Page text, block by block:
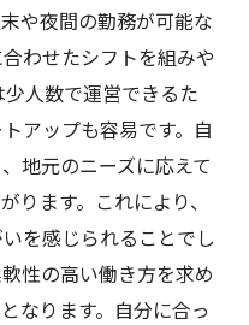
や夜間の勤務が可能な
わせたシフトを組みや
人数で運営できるた
アップも容易です。自
地元のニーズに応えて
ります。これにより、
を感じられることでし
性の高い働き方を求め
なります。自分に合っ